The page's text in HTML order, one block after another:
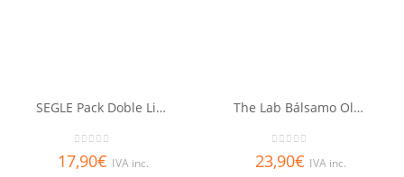
SEGLE Pack Doble Limpieza Viaje
17,90€ IVA inc.
The Lab Bálsamo Oleoso Limpiador 150 ml
23,90€ IVA inc.